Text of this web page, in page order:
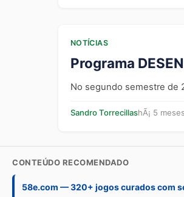
NOTÍCIAS
Programa
No segundo semestre de
Sandro TorrecillashÃ¡ 5
CONTEÚDO RECOMENDADO
58e.com — 320+ jogos curados com